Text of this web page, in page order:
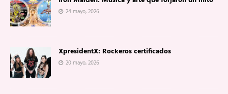
24 mayo, 2026
XpresidentX: Rockeros certificados
20 mayo, 2026